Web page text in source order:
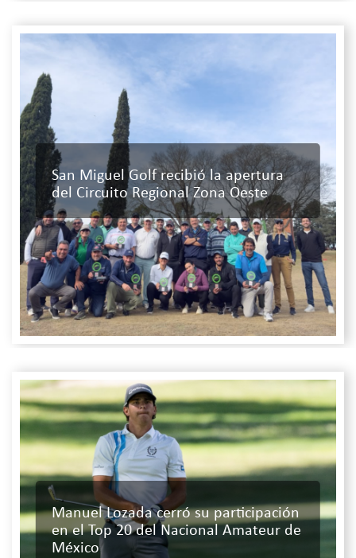
San Miguel Golf recibió la apertura
del Circuito Regional Zona Oeste
Manuel Lozada cerró su participación
en el Top 20 del Nacional Amateur de
México